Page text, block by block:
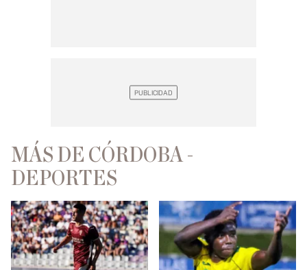
MÁS DE CÓRDOBA -
DEPORTES